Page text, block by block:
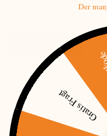
PRISMATCH
BESKRIVELSE
Flot pung til våbenpas /
lommer.
Der
Gratis Fragt
500